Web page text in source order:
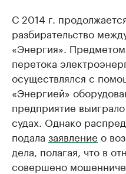
С 2014 г.
разбирательство
«Энергия».
перетока
осуществлялся с
«Энергией»
предприятие
судах. Однако
подала заявление о
дела, полагая, что в
совершено